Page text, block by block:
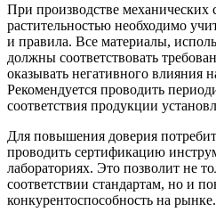
При производстве механических
растительностью необходимо
и правила. Все материалы,
должны соответствовать
оказывать негативного влияния
Рекомендуется проводить
соответствия продукции
Для повышения доверия
проводить сертификацию
лабораториях. Это позволит не
соответствии стандартам, но и
конкурентоспособность на рынке.